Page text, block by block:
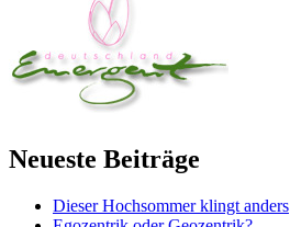
Neueste Beiträge
Dieser Hochsommer klingt anders